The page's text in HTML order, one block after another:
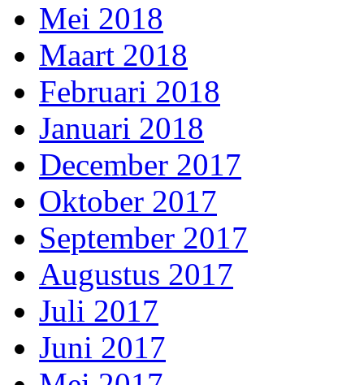
Mei 2018
Maart 2018
Februari 2018
Januari 2018
December 2017
Oktober 2017
September 2017
Augustus 2017
Juli 2017
Juni 2017